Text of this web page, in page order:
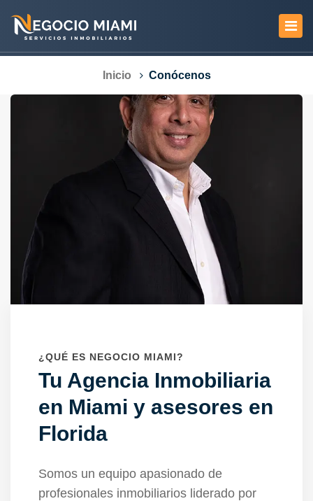
Inicio Conócenos
¿QUÉ ES NEGOCIO MIAMI?
Tu Agencia Inmobiliaria
en Miami y asesores en
Florida
Somos un equipo apasionado de
profesionales inmobiliarios liderado por